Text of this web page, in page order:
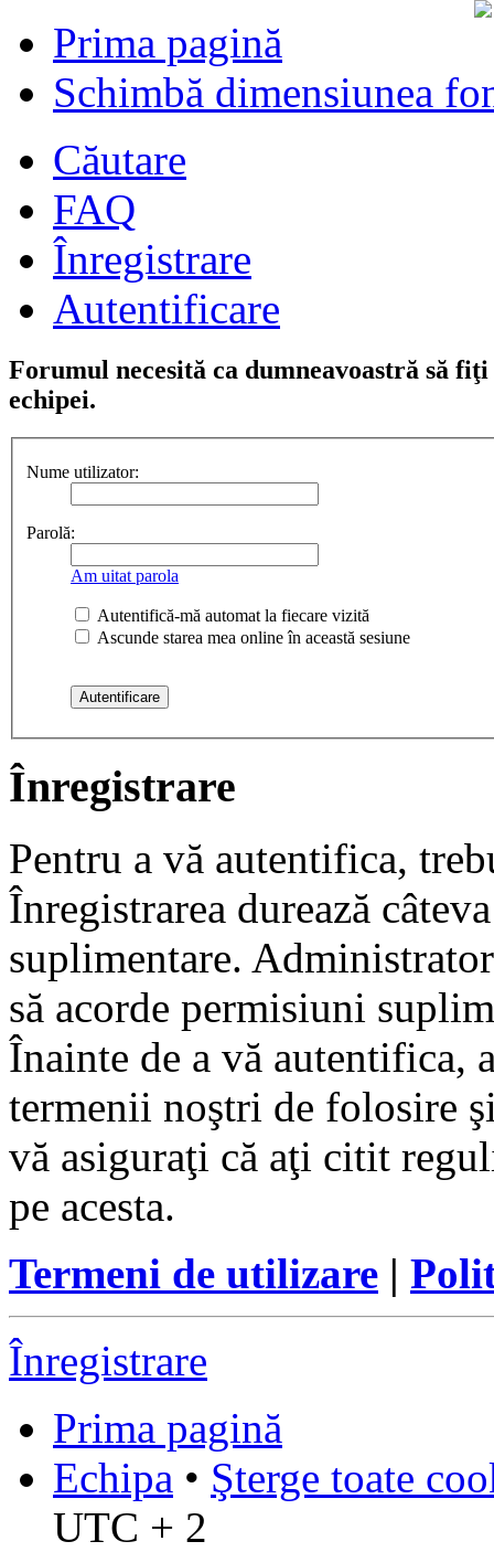
Prima pagină
Schimbă dimensiunea
Căutare
FAQ
Înregistrare
Autentificare
Forumul necesită ca dumneavoastră să
echipei.
Nume utilizator:
Parolă:
Am uitat parola
Autentifică-mă automat la fiecare vizită
Ascunde starea mea online în această sesiune
Înregistrare
Pentru a vă autentifica,
Înregistrarea durează
suplimentare.
să acorde permisiuni
Înainte de a vă autentifica,
termenii noştri de folosire
vă asiguraţi că aţi citit
pe acesta.
Termeni de utilizare |
Înregistrare
Prima pagină
Echipa • Şterge toate
UTC + 2